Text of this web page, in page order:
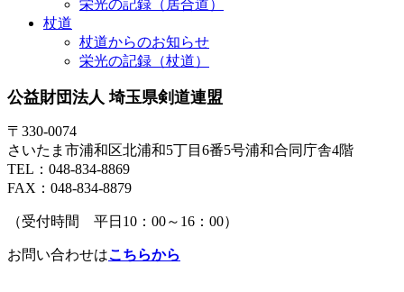
栄光の記録（居合道）
杖道
杖道からのお知らせ
栄光の記録（杖道）
公益財団法人 埼玉県剣道連盟
〒330-0074
さいたま市浦和区北浦和5丁目6番5号浦和合同庁舎4階
TEL：048-834-8869
FAX：048-834-8879
（受付時間 平日10：00～16：00）
お問い合わせはこちらから